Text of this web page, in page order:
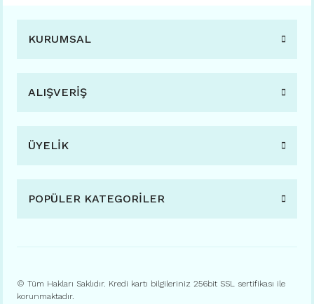
KURUMSAL
ALIŞVERİŞ
ÜYELİK
POPÜLER KATEGORİLER
© Tüm Hakları Saklıdır. Kredi kartı bilgileriniz 256bit SSL sertifikası ile
korunmaktadır.